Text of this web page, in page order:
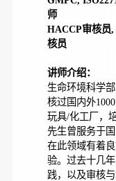
师
HACCP审核员,
核员
讲师介绍：
生命环境科学
核过国内外
玩具/化工厂，
先生曾服务于
在此领域有着
验。过去十几
践，以及审核与